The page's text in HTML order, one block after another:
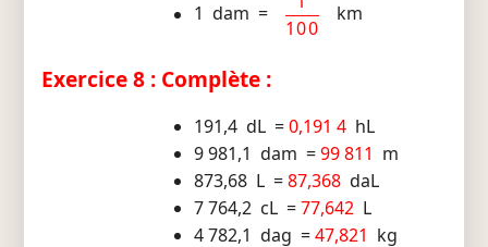
1 dam =
100
km
Exercice 8 : Complète :
191,4 dL =0,191 4 hL
9 981,1 dam =99 811 m
873,68 L =87,368 daL
7 764,2 cL =77,642 L
4 782,1 dag =47,821 kg